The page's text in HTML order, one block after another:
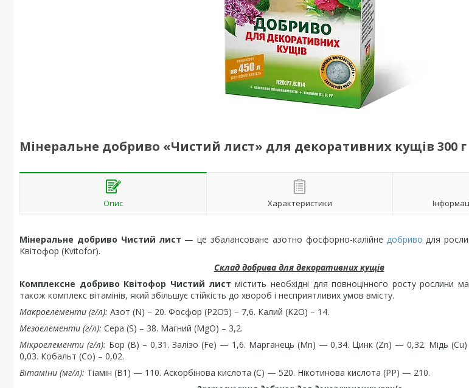
Мінеральне добриво «Чистий лист» для декоративних кущів 300 г
Опис Характеристики
Мінеральне добриво Чистий лист — це збалансоване азотно фосфорно-калійне добриво для
Квітофор (Kvitofor).
Склад добрива для декоративних кущів
Комплексне добриво Квітофор Чистий листмістить необхідні для повноцінного росту рослини
також комплекс вітамінів, який збільшує стійкість до хвороб і несприятливих умов вмісту.
Макроелементи (г/л): Азот (N) – 20. Фосфор (P2О5) – 7,6. Калий (K2О) – 14.
Мезоелементи (г/л): Сера (S) – 38. Магний (MgO) – 3,2.
Мікроелементи (г/л): Бор (В) – 0,31. Залізо (Fe) — 1,6. Марганець (Мn) — 0,34. Цинк (Zn) — 0,32. Мідь
0,03. Кобальт (Со) – 0,02.
Вітаміни (мг/л): Тіамін (В1) — 110. Аскорбінова кислота (С) — 520. Нікотинова кислота (РР) — 210.